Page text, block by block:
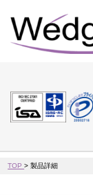
TOP>製品詳細